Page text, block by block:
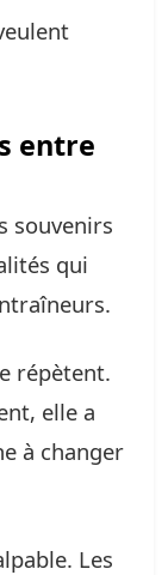
entre
souvenirs
qui
répètent.
elle a
à changer
Les